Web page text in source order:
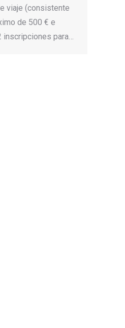
viaje (consistente
de 500 € e
inscripciones para…